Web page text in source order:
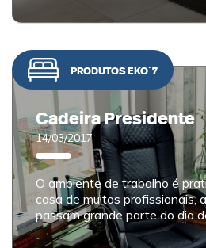
Cadeira Presidente
14/03/2017
O ambiente de trabalho é
casa de muitos profissionais,
passam grande parte do dia
PRODUTOS EKO´7